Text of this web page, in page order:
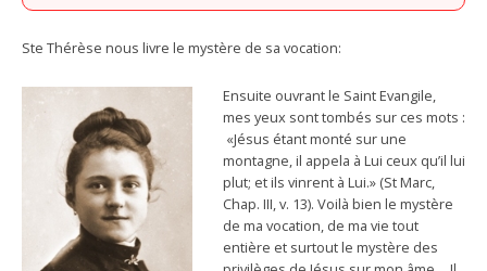
Ste Thérèse nous livre le mystère de sa vocation:
Ensuite ouvrant le Saint Evangile,
mes yeux sont tombés sur ces mots :
«Jésus étant monté sur une
montagne, il appela à Lui ceux qu’il lui
plut; et ils vinrent à Lui.» (St Marc,
Chap. III, v. 13). Voilà bien le mystère
de ma vocation, de ma vie tout
entière et surtout le mystère des